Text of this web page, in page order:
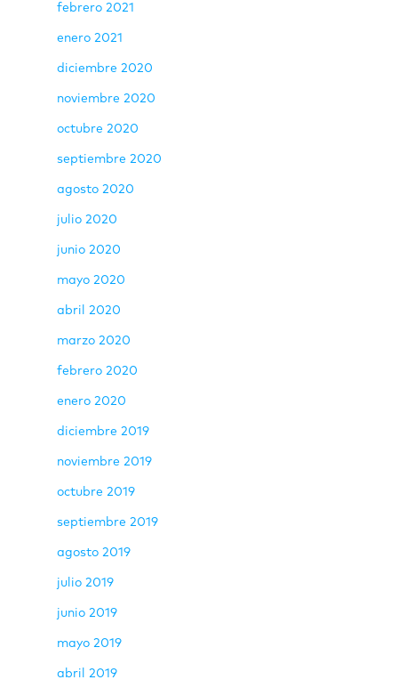
febrero 2021
enero 2021
diciembre 2020
noviembre 2020
octubre 2020
septiembre 2020
agosto 2020
julio 2020
junio 2020
mayo 2020
abril 2020
marzo 2020
febrero 2020
enero 2020
diciembre 2019
noviembre 2019
octubre 2019
septiembre 2019
agosto 2019
julio 2019
junio 2019
mayo 2019
abril 2019